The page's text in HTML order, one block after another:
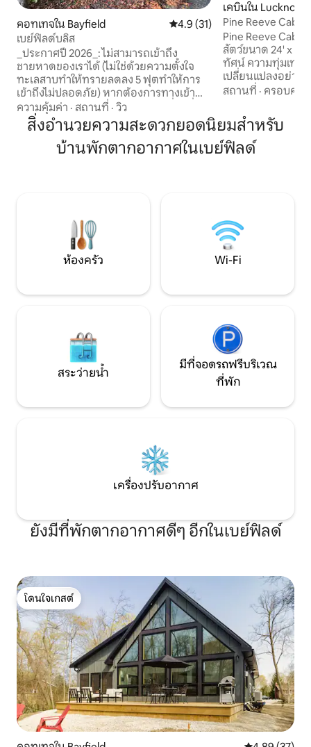
คอทเทจใน Bayfield คะแนนเฉลี่ย 4.9 จาก 5, 31 รีวิว
4.9 (31)
เบย์ฟิลด์บลิส
_ประกาศปี 2026_: ไม่สามารถเข้าถึง
ชายหาดของเราได้ (ไม่ใช่ด้วยความตั้งใจ
ทะเลสาบทำให้ทรายลดลง 5 ฟุตทำให้การ
เข้าถึงไม่ปลอดภัย) หากต้องการทางเข้า
ชายหาด อย่าจอง ขออภัยด้วย วิวที่น่าทึ่ง
ของน้ำสีฟ้าและพระอาทิตย์ตกดินบนทะเล
สาบฮูรอนจากหน้าต่างบานใหญ่ในกระท่อม
ที่ทันสมัยและตกแต่งอย่างดีแห่งนี้ บังกะโล
แห่งนี้อยู่ห่างจากเบย์ฟิลด์เพียงไม่กี่นาที
ที่นั่งในร่มและกลางแจ้งสำหรับ 6 ท่าน เตียง
ใหม่ และอื่นๆ
ความคุ้มค่า · สถานที่ · วิว
เคบินใน Lucknow
Pine Reeve
Pine Reeve
สัตว์ขนาด 24' x
ทัศน์ ความทุ่มเท แ
เปลี่ยนแปลงอย่าง
ผ่อนอันเงียบสงบ
คุณใช้ชีวิตให้ช้าล
ที่ผ่านการสึกหรอ
ละเอียดที่อบอุ่นทำ
ชนบท ในขณะที่ค
สถานที่ · ครอบครัว
สิ่งอำนวยความสะดวกยอดนิยมสำหรับ
บ้านพักตากอากาศในเบย์ฟิลด์
ห้องครัว Wi-Fi
สระว่ายน้ำ
มีที่จอดรถฟรีบริเวณ
ที่พัก
เครื่องปรับอากาศ
ยังมีที่พักตากอากาศดีๆ อีกในเบย์ฟิลด์
โดนใจเกสต์
โดนใจเกสต์